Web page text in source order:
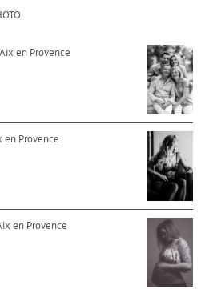
en Provence
en Provence
en Provence